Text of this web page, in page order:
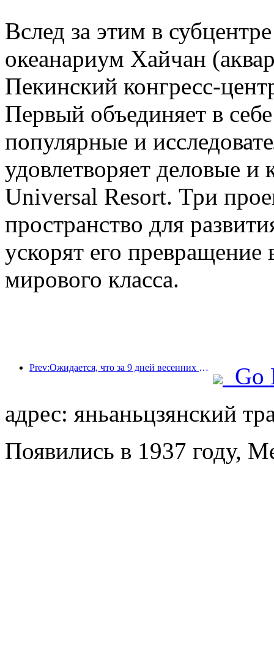
Вслед за этим в
океанариум Хайчан
Пекинский конгресс-
Первый объединяет в
популярные и
удовлетворяет деловые и
Universal Resort. Три
пространство для
ускорят его превращение
мирового класса.
Prev:Ожидается, что за 9 дней весенних праздников более 18 миллионов человек совершат поездки в страну и из страны.
Go
адрес: яньаньцзянский
Появились в 1937 году,